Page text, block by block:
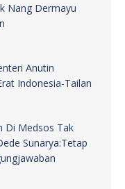
Nang Dermayu
Anutin
Indonesia-Tailan
Di Medsos Tak
Sunarya:Tetap